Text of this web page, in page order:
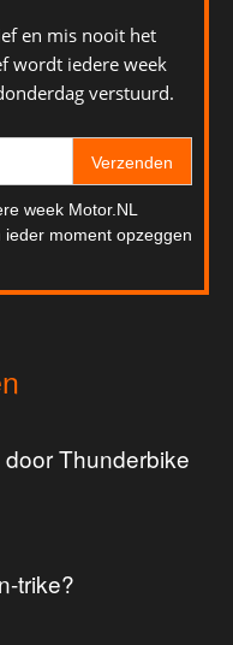
en mis nooit het
wordt iedere week
verstuurd.
Verzenden
week Motor.NL
moment opzeggen
Thunderbike
trike?